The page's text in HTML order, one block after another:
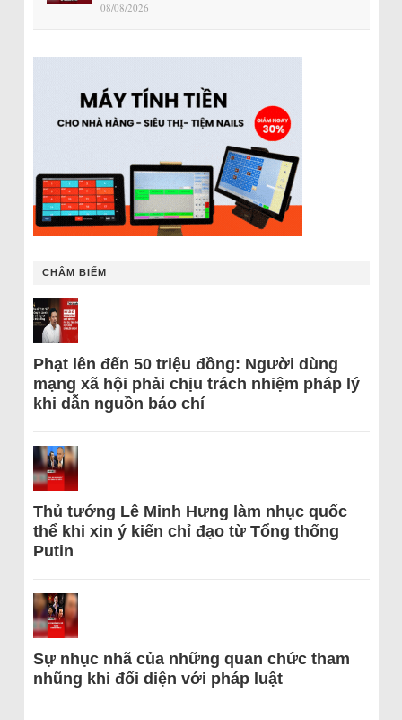
08/08/2026
CHÂM BIẾM
Phạt lên đến 50 triệu đồng: Người dùng
mạng xã hội phải chịu trách nhiệm pháp lý
khi dẫn nguồn báo chí
Thủ tướng Lê Minh Hưng làm nhục quốc
thể khi xin ý kiến chỉ đạo từ Tổng thống
Putin
Sự nhục nhã của những quan chức tham
nhũng khi đối diện với pháp luật